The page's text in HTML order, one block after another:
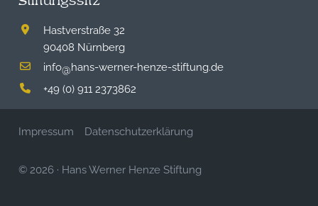
Hastverstraße 32
90408 Nürnberg
info@hans-werner-henze-stiftung.de
+49 (0) 911 2373862
Impressum Datenschutzerklärung
© 2026 · Hans Werner Henze Stiftung